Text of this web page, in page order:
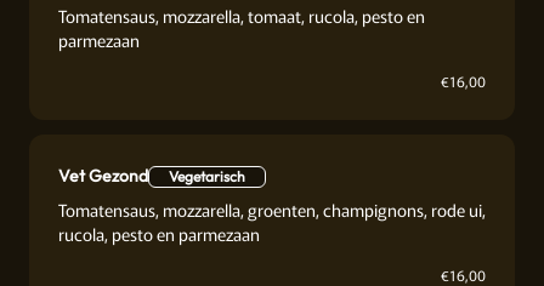
Tomatensaus, mozzarella, tomaat, rucola, pesto en
parmezaan
€16,00
Vet Gezond Vegetarisch
Tomatensaus, mozzarella, groenten, champignons, rode ui,
rucola, pesto en parmezaan
€16,00